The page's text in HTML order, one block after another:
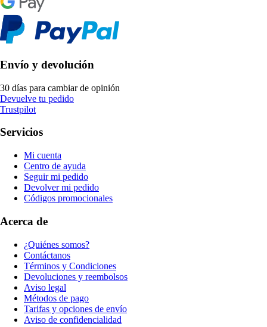
Envío y devolución
30 días para cambiar de opinión
Devuelve tu pedido
Trustpilot
Servicios
Mi cuenta
Centro de ayuda
Seguir mi pedido
Devolver mi pedido
Códigos promocionales
Acerca de
¿Quiénes somos?
Contáctanos
Términos y Condiciones
Devoluciones y reembolsos
Aviso legal
Métodos de pago
Tarifas y opciones de envío
Aviso de confidencialidad